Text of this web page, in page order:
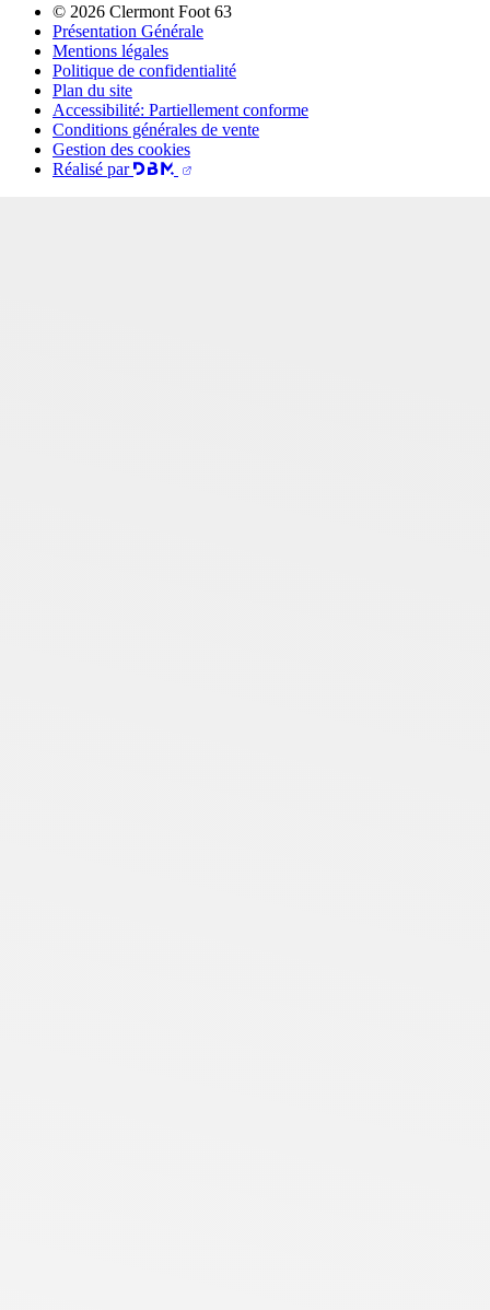
© 2026 Clermont Foot 63
Présentation Générale
Mentions légales
Politique de confidentialité
Plan du site
Accessibilité: Partiellement conforme
Conditions générales de vente
Gestion des cookies
Réalisé par